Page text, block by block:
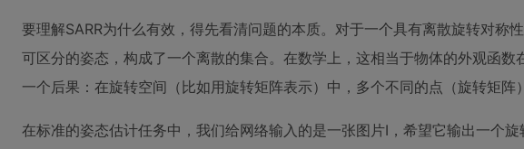
要理解SARR为什么有效，得先看清问题的本质。对于一个具有离散旋转对称
可区分的姿态，构成了一个离散的集合。在数学上，这相当于物体的外观函
一个后果：在旋转空间（比如用旋转矩阵表示）中，多个不同的点（旋转矩阵
在标准的姿态估计任务中，我们给网络输入的是一张图片I，希望它输出一个